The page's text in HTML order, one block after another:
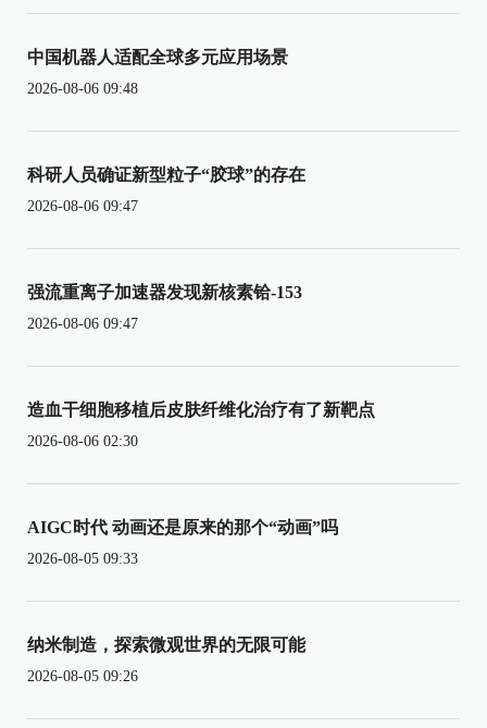
中国机器人适配全球多元应用场景
2026-08-06 09:48
科研人员确证新型粒子“胶球”的存在
2026-08-06 09:47
强流重离子加速器发现新核素铪-153
2026-08-06 09:47
造血干细胞移植后皮肤纤维化治疗有了新靶点
2026-08-06 02:30
AIGC时代 动画还是原来的那个“动画”吗
2026-08-05 09:33
纳米制造，探索微观世界的无限可能
2026-08-05 09:26